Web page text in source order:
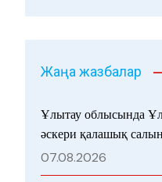
Жаңа жазбалар
Ұлытау облысында
әскери қалашық
07.08.2026